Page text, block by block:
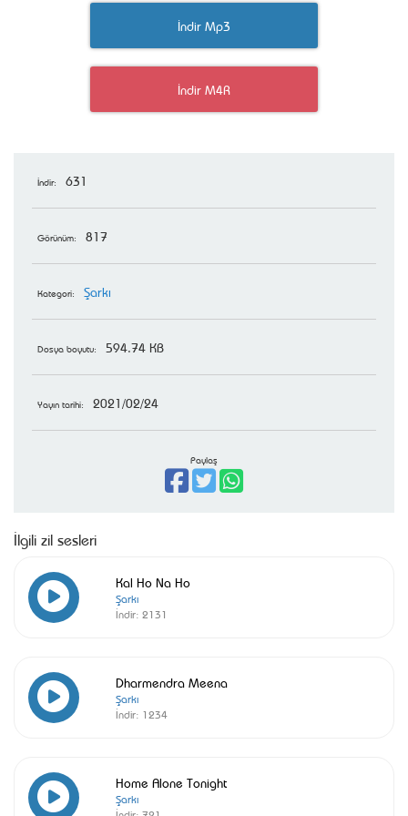
İndir Mp3
İndir M4R
İndir: 631
Görünüm: 817
Kategori: Şarkı
Dosya boyutu: 594.74 KB
Yayın tarihi: 2021/02/24
Paylaş
İlgili zil sesleri
Kal Ho Na Ho
Şarkı
İndir: 2131
Dharmendra Meena
Şarkı
İndir: 1234
Home Alone Tonight
Şarkı